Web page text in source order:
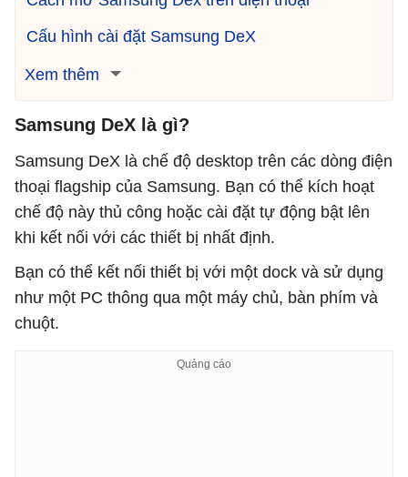
Cấu hình cài đặt Samsung DeX
Xem thêm
Samsung DeX là gì?
Samsung DeX là chế độ desktop trên các dòng điện
thoại flagship của Samsung. Bạn có thể kích hoạt
chế độ này thủ công hoặc cài đặt tự động bật lên
khi kết nối với các thiết bị nhất định.
Bạn có thể kết nối thiết bị với một dock và sử dụng
như một PC thông qua một máy chủ, bàn phím và
chuột.